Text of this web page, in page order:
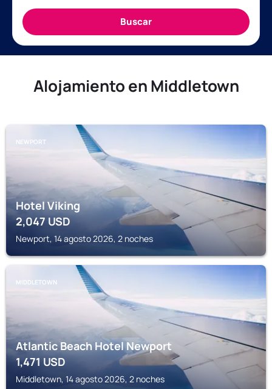
Alojamiento en Middletown
NEWPORT
Hotel Viking
2,047 USD
Newport, 14 agosto 2026, 2 noches
MIDDLETOWN
Atlantic Beach Hotel Newport
1,471USD
Middletown, 14 agosto 2026, 2 noches